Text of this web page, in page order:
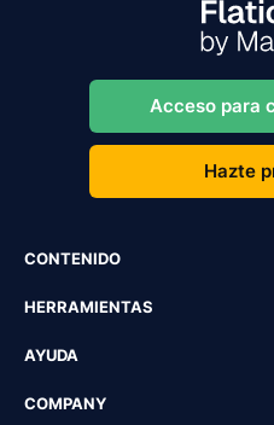
Acceso para
Hazte
CONTENIDO
HERRAMIENTAS
AYUDA
COMPANY